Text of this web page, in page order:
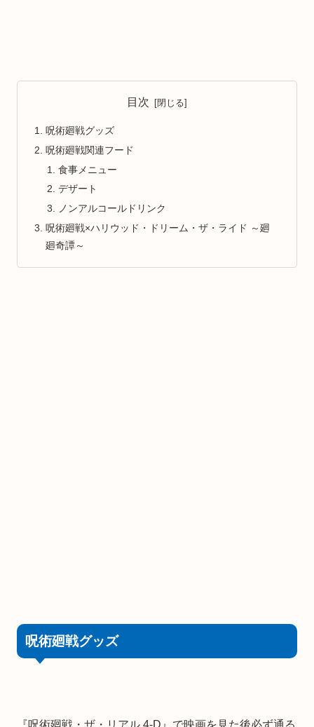
目次
呪術廻戦グッズ
呪術廻戦関連フード
食事メニュー
デザート
ノンアルコールドリンク
呪術廻戦×ハリウッド・ドリーム・ザ・ライド ～廻
廻奇譚～
呪術廻戦グッズ